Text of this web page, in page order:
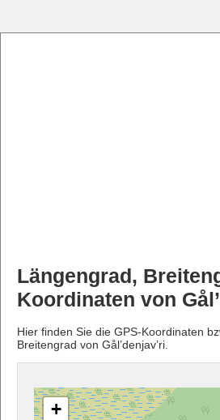
Längengrad,
Koordinaten von
Hier finden Sie die GPS-Koordinaten
Breitengrad von Gål’denjav’ri.
+